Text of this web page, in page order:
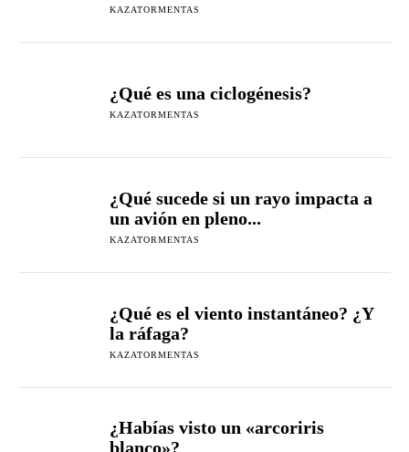
KAZATORMENTAS
¿Qué es una ciclogénesis?
KAZATORMENTAS
¿Qué sucede si un rayo impacta a
un avión en pleno...
KAZATORMENTAS
¿Qué es el viento instantáneo? ¿Y
la ráfaga?
KAZATORMENTAS
¿Habías visto un «arcoriris
blanco»?